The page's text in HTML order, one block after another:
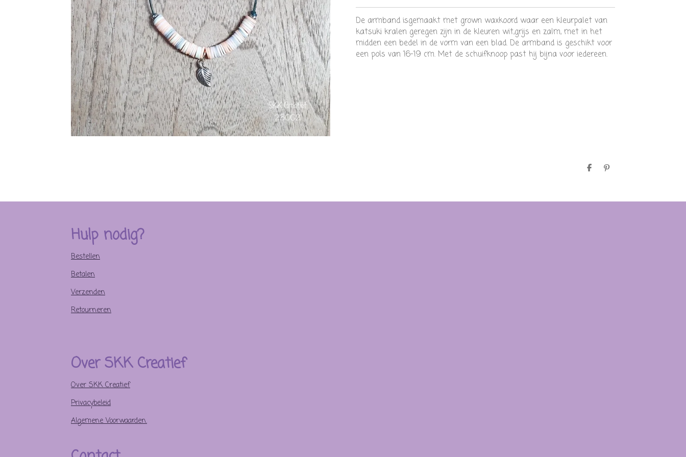
De armband isgemaakt met grown waxkoord waar een kleurpalet van
katsuki kralen geregen zijn in de kleuren wit,grijs en zalm, met in het
midden een bedel in de vorm van een blad. De armband is geschikt voor
een pols van 16-19 cm. Met de schuifknoop past hij bijna voor iedereen.
D
n
P
e
Hulp nodig?
Bestellen
Betalen
Verzenden
Retourneren
Over SKK Creatief
Over SKK Creatief
Privacybeleid
Algemene Voorwaarden.